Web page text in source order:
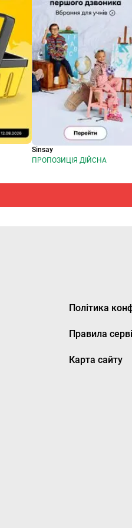
Sinsay
ПРОПОЗИЦІЯ ДІЙСНА
Політика
Правила
Карта сайту